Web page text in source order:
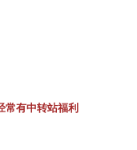
常有中转站福利